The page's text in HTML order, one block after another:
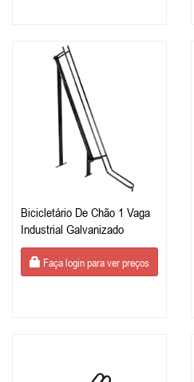
Bicicletário De Chão 1 Vaga
Industrial Galvanizado
Faça login para ver preços